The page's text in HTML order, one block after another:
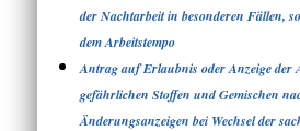
der Nachtarbeit in besonderen Fällen,
dem Arbeitstempo
Antrag auf Erlaubnis oder Anzeige der
gefährlichen Stoffen und Gemischen
Änderungsanzeigen bei Wechsel der